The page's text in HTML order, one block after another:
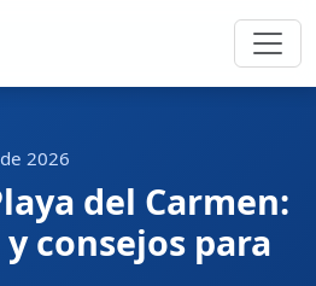
2026
del Carmen:
consejos para